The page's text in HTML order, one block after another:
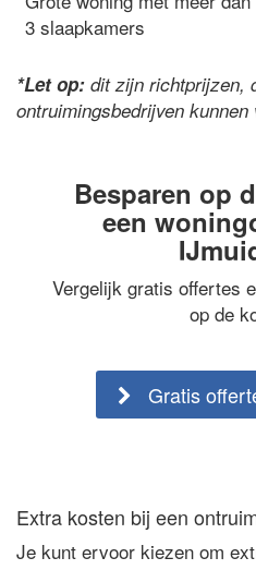
3 slaapkamers
*Let op: dit zijn richtprijzen,
ontruimingsbedrijven kunnen
Besparen op
een
Vergelijk gratis offertes
op de
Gratis
Extra kosten bij een
Je kunt ervoor kiezen om